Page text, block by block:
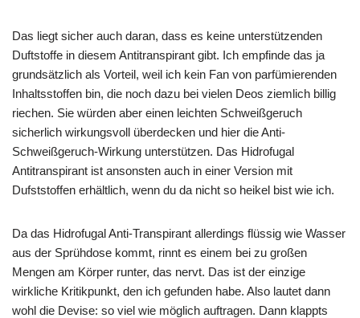
Das liegt sicher auch daran, dass es keine unterstützenden
Duftstoffe in diesem Antitranspirant gibt. Ich empfinde das ja
grundsätzlich als Vorteil, weil ich kein Fan von parfümierenden
Inhaltsstoffen bin, die noch dazu bei vielen Deos ziemlich billig
riechen. Sie würden aber einen leichten Schweißgeruch
sicherlich wirkungsvoll überdecken und hier die Anti-
Schweißgeruch-Wirkung unterstützen. Das Hidrofugal
Antitranspirant ist ansonsten auch in einer Version mit
Dufststoffen erhältlich, wenn du da nicht so heikel bist wie ich.
Da das Hidrofugal Anti-Transpirant allerdings flüssig wie Wasser
aus der Sprühdose kommt, rinnt es einem bei zu großen
Mengen am Körper runter, das nervt. Das ist der einzige
wirkliche Kritikpunkt, den ich gefunden habe. Also lautet dann
wohl die Devise: so viel wie möglich auftragen. Dann klappts